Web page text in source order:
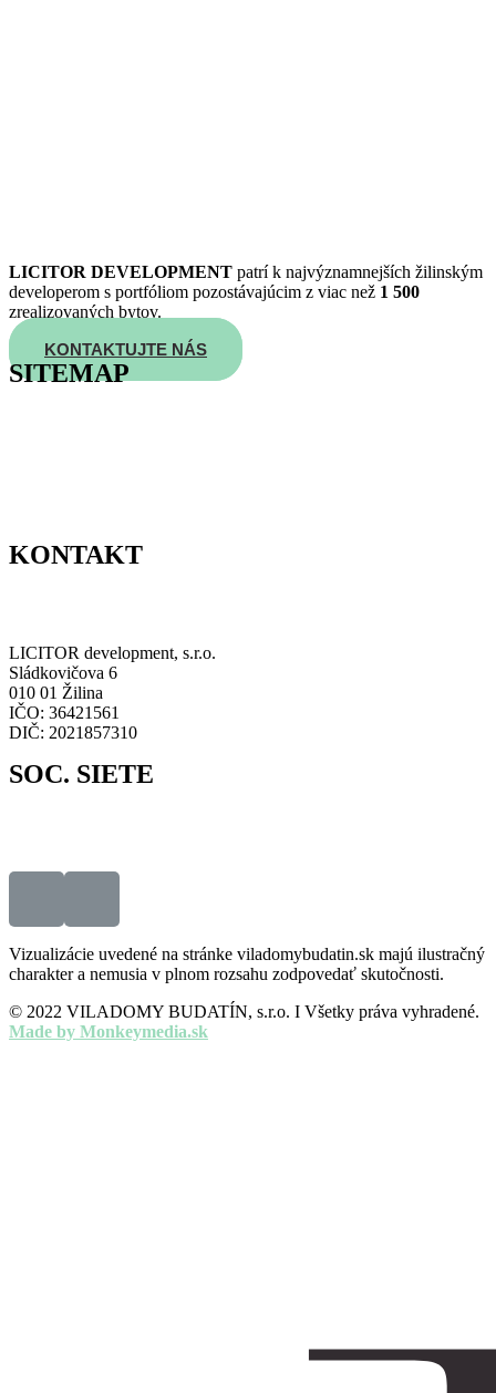
LICITOR DEVELOPMENT patrí k najvýznamnejších žilinským
developerom s portfóliom pozostávajúcim z viac než 1 500
zrealizovaných bytov.
KONTAKTUJTE NÁS
SITEMAP
KONTAKT
LICITOR development, s.r.o.
Sládkovičova 6
010 01 Žilina
IČO: 36421561
DIČ: 2021857310
SOC. SIETE
Vizualizácie uvedené na stránke viladomybudatin.sk majú ilustračný
charakter a nemusia v plnom rozsahu zodpovedať skutočnosti.
© 2022 VILADOMY BUDATÍN, s.r.o. I Všetky práva vyhradené.
Made by Monkeymedia.sk